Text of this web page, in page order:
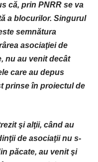
că, prin PNRR se va
a blocurilor. Singurul
semnătura
asociaţiei de
nu au venit decât
care au depus
prinse în proiectul de
şi alţii, când au
de asociaţii nu s-
păcate, au venit şi